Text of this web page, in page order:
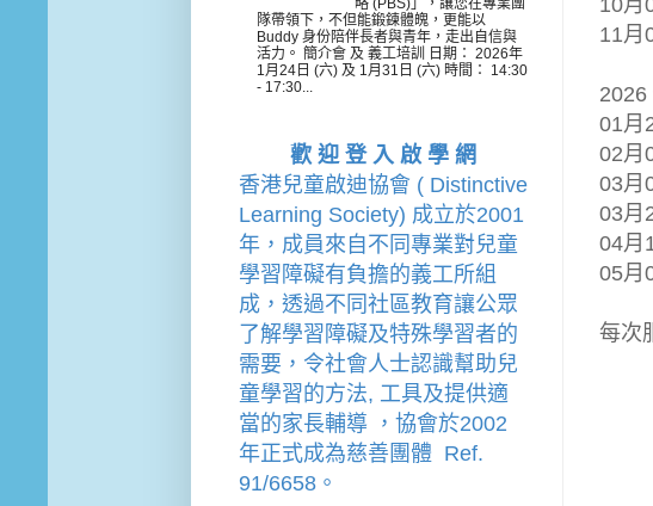
11月
2026
01月
02月
03月
03月
04月
05月
每次
隊帶領下，不但能鍛鍊體魄，更能以
Buddy 身份陪伴長者與青年，走出自信與
活力。 簡介會 及 義工培訓 日期： 2026年
1月24日 (六) 及 1月31日 (六) 時間： 14:30
- 17:30...
歡 迎 登 入 啟 學 網
香港兒童啟迪協會 ( Distinctive
Learning Society) 成立於2001
年，成員來自不同專業對兒童
學習障礙有負擔的義工所組
成，透過不同社區教育讓公眾
了解學習障礙及特殊學習者的
需要，令社會人士認識幫助兒
童學習的方法, 工具及提供適
當的家長輔導
， 協會於2002
年正式成為慈善團體  Ref.
91/6658。